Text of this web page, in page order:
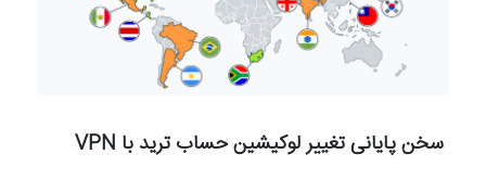
سخن پایانی تغییر لوکیشین حساب ترید با VPN